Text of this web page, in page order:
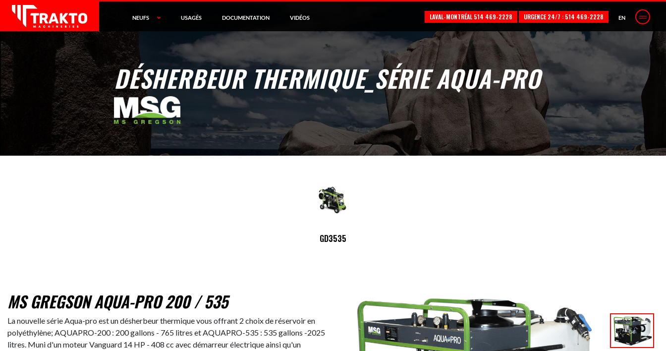
NEUFS USAGÉS DOCUMENTATION VIDÉOS LAVAL-MONTRÉAL 514 469-2228 URGENCE 24/7 : 514 469-2228 EN
DÉSHERBEUR THERMIQUE_SÉRIE AQUA-PRO
GD3535
MS GREGSON AQUA-PRO 200 / 535
La nouvelle série Aqua-pro est un désherbeur thermique vous offrant 2 choix de réservoir en
polyéthylène; AQUAPRO-200 : 200 gallons - 765 litres et AQUAPRO-535 : 535 gallons -2025
litres. Muni d'un moteur Vanguard 14 HP - 408 cc avec démarreur électrique ainsi qu'un